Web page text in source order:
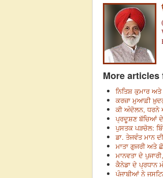
More
ਨਿਤਿਸ਼ ਕੁਮਾਰ ਅਤੇ
ਕਰਜ਼ਾ ਮੁਆਫ਼ੀ
ਕੀ ਅੰਦੋਲਨ, ਧਰਨੇ
ਪ੍ਰਦੂਸ਼ਣ ਬੱਚਿਆਂ ਦੇ
ਪੁਸਤਕ ਪੜਚੋਲ:
ਡਾ. ਤੇਜਵੰਤ ਮਾਨ
ਮਾਤਾ ਗੁਜਰੀ ਅਤੇ
ਮਾਨਵਤਾ ਦੇ
ਕੈਨੇਡਾ ਦੇ ਪ੍ਰਧਾਨ
ਪੰਜਾਬੀਆਂ ਨੇ